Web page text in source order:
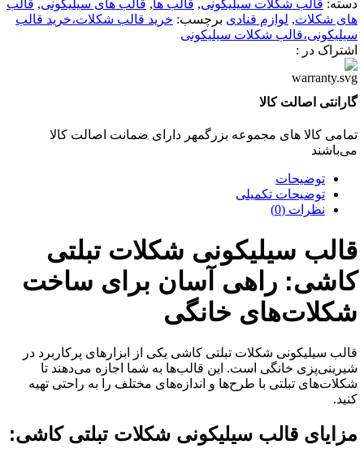
دسته: قالب شکلات سیلیکونی, قالب ها, قالب های سیلیکونی, قالب
های شکلات, لوازم قنادی برچسب: خرید قالب شکلات،خرید قالب
سیلیکونی،قالب شکلات سیلیکونی
اشتراک در :
گارانتی اصالت کالا
تمامی کالا های مجموعه بزرگمهر دارای ضمانت اصالت کالا
می‌باشند
توضیحات
توضیحات تکمیلی
نظرات (0)
قالب سیلیکونی شکلات تبلتی
کاشی: راهی آسان برای ساخت
شکلات‌های خانگی
قالب سیلیکونی شکلات تبلتی کاشی یکی از ابزارهای پرکاربرد در
شیرینی‌پزی خانگی است. این قالب‌ها به شما اجازه می‌دهند تا
شکلات‌های تبلتی با طرح‌ها و اندازه‌های مختلف را به راحتی تهیه
کنید.
مزایای قالب سیلیکونی شکلات تبلتی کاشی: